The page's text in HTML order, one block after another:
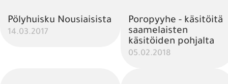
Pölyhuisku Nousiaisista
14.03.2017
Poropyyhe - käsitöitä
saamelaisten
käsitöiden pohjalta
05.02.2018